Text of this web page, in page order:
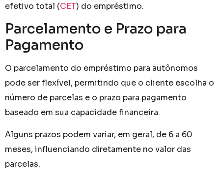
efetivo total (CET) do empréstimo.
Parcelamento e Prazo para
Pagamento
O parcelamento do empréstimo para autônomos
pode ser flexível, permitindo que o cliente escolha o
número de parcelas e o prazo para pagamento
baseado em sua capacidade financeira.
Alguns prazos podem variar, em geral, de 6 a 60
meses, influenciando diretamente no valor das
parcelas.